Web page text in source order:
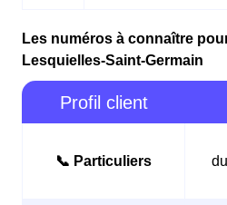
Les numéros à connaître
Lesquielles-Saint-Germain
Profil client
📞 Particuliers